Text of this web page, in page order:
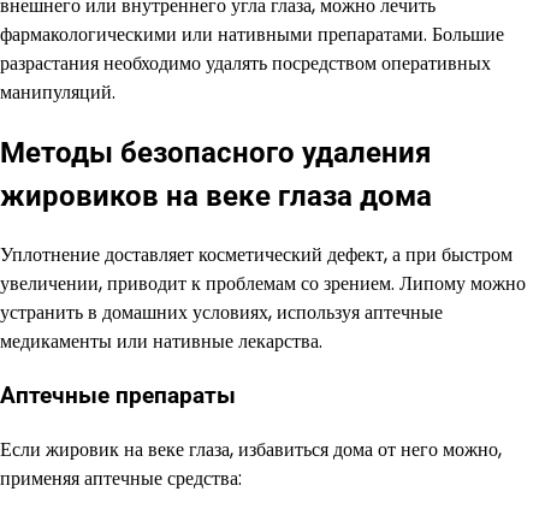
фармакологическими или нативными препаратами. Большие
разрастания необходимо удалять посредством оперативных
манипуляций.
Методы безопасного удаления
жировиков на веке глаза дома
Уплотнение доставляет косметический дефект, а при быстром
увеличении, приводит к проблемам со зрением. Липому можно
устранить в домашних условиях, используя аптечные
медикаменты или нативные лекарства.
Аптечные препараты
Если жировик на веке глаза, избавиться дома от него можно,
применяя аптечные средства: